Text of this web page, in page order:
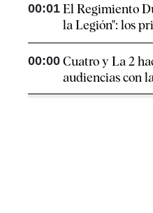
00:01 El Regimiento
la Legión": los
00:00 Cuatro y La 2
audiencias con